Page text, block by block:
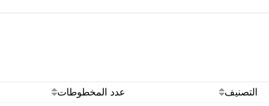
التصنيف عدد المخطوطات